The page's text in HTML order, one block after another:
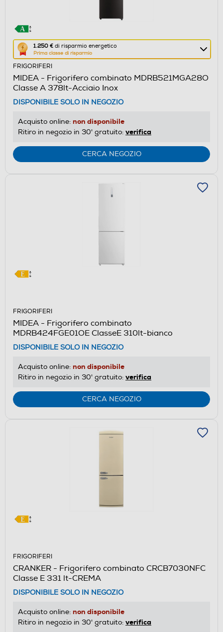
1.250 € di risparmio energetico
Prima classe di risparmio
Questa
azione
aprirà
il
Calcolatore
di
risparmio
energetico
Youreko.
FRIGORIFERI
MIDEA - Frigorifero combinato MDRB521MGA28O
Classe A 378lt-Acciaio Inox
DISPONIBILE SOLO IN NEGOZIO
Acquisto online: non disponibile
Ritiro in negozio in 30' gratuito: verifica
CERCA NEGOZIO
FRIGORIFERI
MIDEA - Frigorifero combinato
MDRB424FGE01OE ClasseE 310lt-bianco
DISPONIBILE SOLO IN NEGOZIO
Acquisto online: non disponibile
Ritiro in negozio in 30' gratuito: verifica
CERCA NEGOZIO
FRIGORIFERI
CRANKER - Frigorifero combinato CRCB7030NFC
Classe E 331 lt-CREMA
DISPONIBILE SOLO IN NEGOZIO
Acquisto online: non disponibile
Ritiro in negozio in 30' gratuito: verifica